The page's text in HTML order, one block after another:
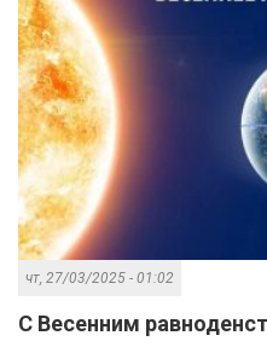
чт, 27/03/2025 - 01:02
С Весенним